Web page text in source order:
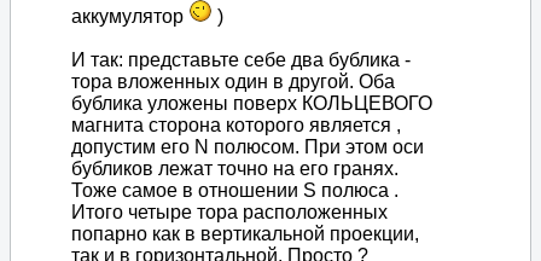
аккумулятор
)
И так: представьте себе два бублика -
тора вложенных один в другой. Оба
бублика уложены поверх КОЛЬЦЕВОГО
магнита сторона которого является ,
допустим его N полюсом. При этом оси
бубликов лежат точно на его гранях.
Тоже самое в отношении S полюса .
Итого четыре тора расположенных
попарно как в вертикальной проекции,
так и в горизонтальной. Просто ?